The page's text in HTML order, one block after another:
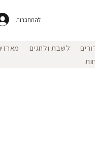
להתחברות
לשבת ולחגים